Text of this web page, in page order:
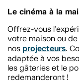
Le cinéma à la
Offrez-vous
votre maison ou
nos projecteurs.
adaptée à vos
les gâteries et le
redemanderont !